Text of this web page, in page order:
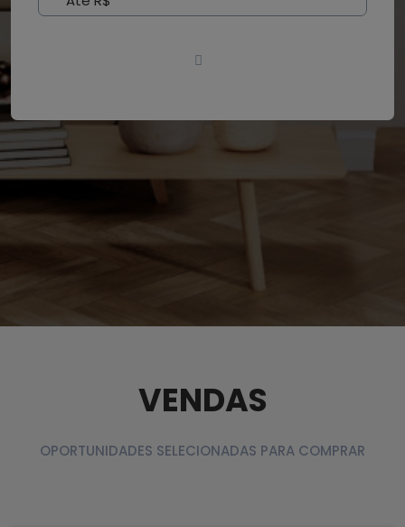
VENDAS
OPORTUNIDADES SELECIONADAS PARA COMPRAR